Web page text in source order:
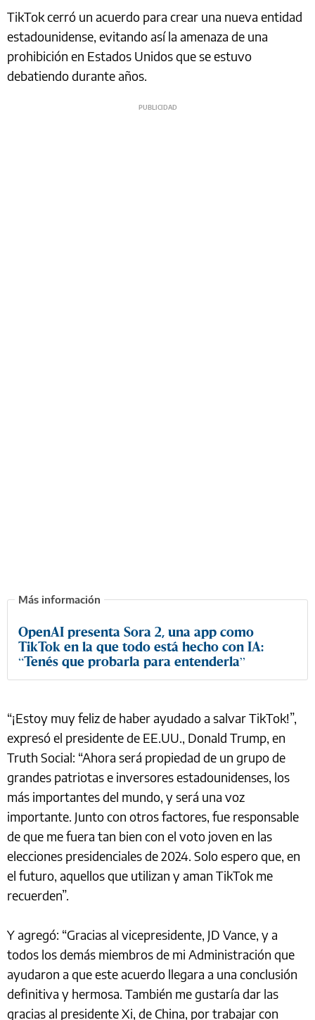
TikTok cerró un acuerdo para crear una nueva entidad
estadounidense, evitando así la amenaza de una
prohibición en Estados Unidos que se estuvo
debatiendo durante años.
OpenAI presenta Sora 2, una app como
TikTok en la que todo está hecho con IA:
“Tenés que probarla para entenderla”
“¡Estoy muy feliz de haber ayudado a salvar TikTok!”,
expresó el presidente de EE.UU., Donald Trump, en
Truth Social: “Ahora será propiedad de un grupo de
grandes patriotas e inversores estadounidenses, los
más importantes del mundo, y será una voz
importante. Junto con otros factores, fue responsable
de que me fuera tan bien con el voto joven en las
elecciones presidenciales de 2024. Solo espero que, en
el futuro, aquellos que utilizan y aman TikTok me
recuerden”.
Y agregó: “Gracias al vicepresidente, JD Vance, y a
todos los demás miembros de mi Administración que
ayudaron a que este acuerdo llegara a una conclusión
definitiva y hermosa. También me gustaría dar las
gracias al presidente Xi, de China, por trabajar con